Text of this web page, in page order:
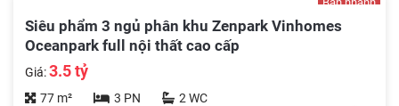
Siêu phẩm 3 ngủ phân khu Zenpark Vinhomes
Oceanpark full nội thất cao cấp
Giá:3.5 tỷ
77 m² 3 PN
2 WC